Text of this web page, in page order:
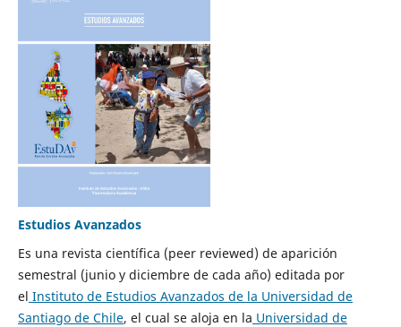
Estudios Avanzados
Es una revista científica (peer reviewed) de aparición
semestral (junio y diciembre de cada año) editada por
el Instituto de Estudios Avanzados de la Universidad de
Santiago de Chile, el cual se aloja en la Universidad de